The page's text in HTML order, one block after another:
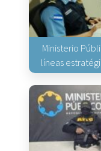
Ministerio
líneas